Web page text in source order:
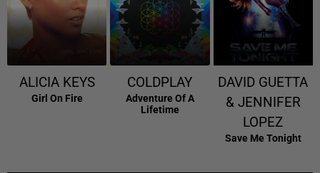
ALICIA KEYS
Girl On Fire
COLDPLAY
Adventure Of A
Lifetime
DAVID GUETTA
& JENNIFER
LOPEZ
Save Me Tonight